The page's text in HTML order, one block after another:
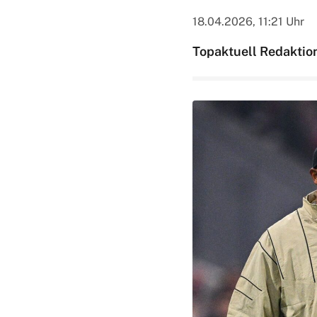
18.04.2026, 11:21 Uhr
Topaktuell